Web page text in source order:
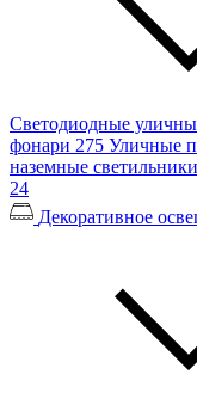
Светодиодные
фонари 275 Уличные
наземные светильники
24
Декоративное